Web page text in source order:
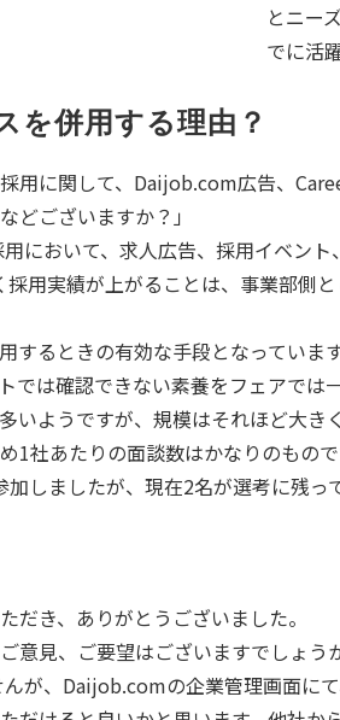
とニー
でに活
を併用する理由？
に関して、Daijob.com広告、
どございますか？」
において、求人広告、採用イベン
用実績が上がることは、事業部側
するときの有効な手段となってい
では確認できない素養をフェアで
いようですが、規模はそれほど大き
1社あたりの面談数はかなりのもの
しましたが、現在2名が選考に残っ
き、ありがとうございました。
意見、ご要望はございますでしょう
が、Daijob.comの企業管理画面に